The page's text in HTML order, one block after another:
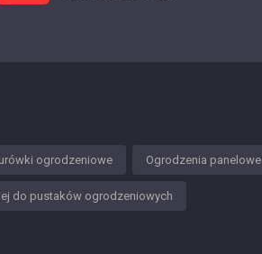
ogrodzeniowe Ogrodzenia panelowe
do pustaków ogrodzeniowych